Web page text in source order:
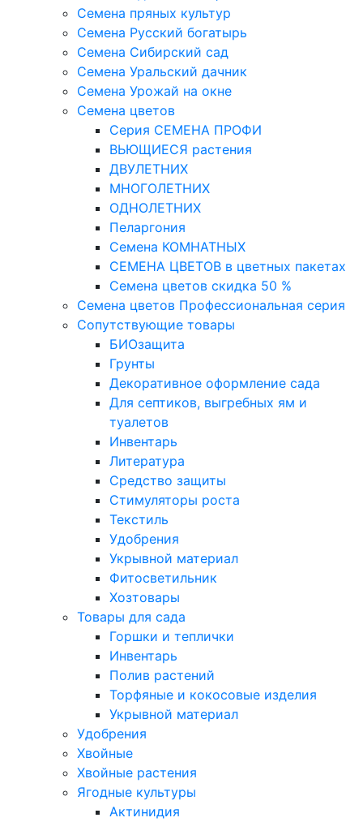
Семена пряных культур
Семена Русский богатырь
Семена Сибирский сад
Семена Уральский дачник
Семена Урожай на окне
Семена цветов
Cерия CЕМЕНА ПРОФИ
ВЬЮЩИЕСЯ растения
ДВУЛЕТНИХ
МНОГОЛЕТНИХ
ОДНОЛЕТНИХ
Пеларгония
Семена КОМНАТНЫХ
СЕМЕНА ЦВЕТОВ в цветных пакетах
Семена цветов скидка 50 %
Семена цветов Профессиональная серия
Сопутствующие товары
БИОзащита
Грунты
Декоративное оформление сада
Для септиков, выгребных ям и
туалетов
Инвентарь
Литература
Средство защиты
Стимуляторы роста
Текстиль
Удобрения
Укрывной материал
Фитосветильник
Хозтовары
Товары для сада
Горшки и теплички
Инвентарь
Полив растений
Торфяные и кокосовые изделия
Укрывной материал
Удобрения
Хвойные
Хвойные растения
Ягодные культуры
Актинидия